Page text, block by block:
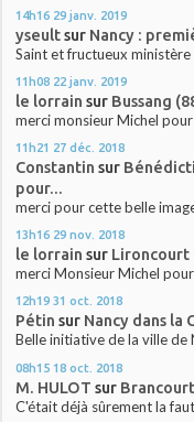
14h16 29 janv. 2019
yseultsur Nancy :
Saint et fructueux
11h08 22 janv. 2019
le lorrain sur Bussang
merci monsieur Michel
11h21 27 déc. 2018
Constantin sur
pour...
merci pour cette belle
13h16 29 nov. 2018
le lorrain sur Lironcourt
merci Monsieur Michel
12h19 31 oct. 2018
Pétin sur Nancy dans la
Belle initiative de la ville de
08h15 18 oct. 2018
M. HULOT sur
C'était déjà sûrement la